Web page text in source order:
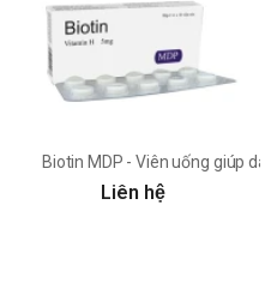
Biotin MDP - Viên uống giúp
Liên hệ